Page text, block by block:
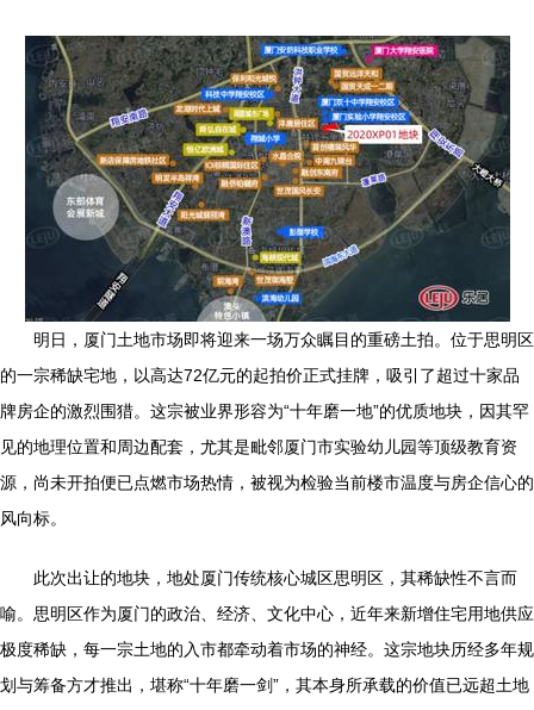
明日，厦门土地市场即将迎来一场万众瞩目的重磅土拍。位于思明区
的一宗稀缺宅地，以高达72亿元的起拍价正式挂牌，吸引了超过十家品
牌房企的激烈围猎。这宗被业界形容为“十年磨一地”的优质地块，因其罕
见的地理位置和周边配套，尤其是毗邻厦门市实验幼儿园等顶级教育资
源，尚未开拍便已点燃市场热情，被视为检验当前楼市温度与房企信心的
风向标。
此次出让的地块，地处厦门传统核心城区思明区，其稀缺性不言而
喻。思明区作为厦门的政治、经济、文化中心，近年来新增住宅用地供应
极度稀缺，每一宗土地的入市都牵动着市场的神经。这宗地块历经多年规
划与筹备方才推出，堪称“十年磨一剑”，其本身所承载的价值已远超土地